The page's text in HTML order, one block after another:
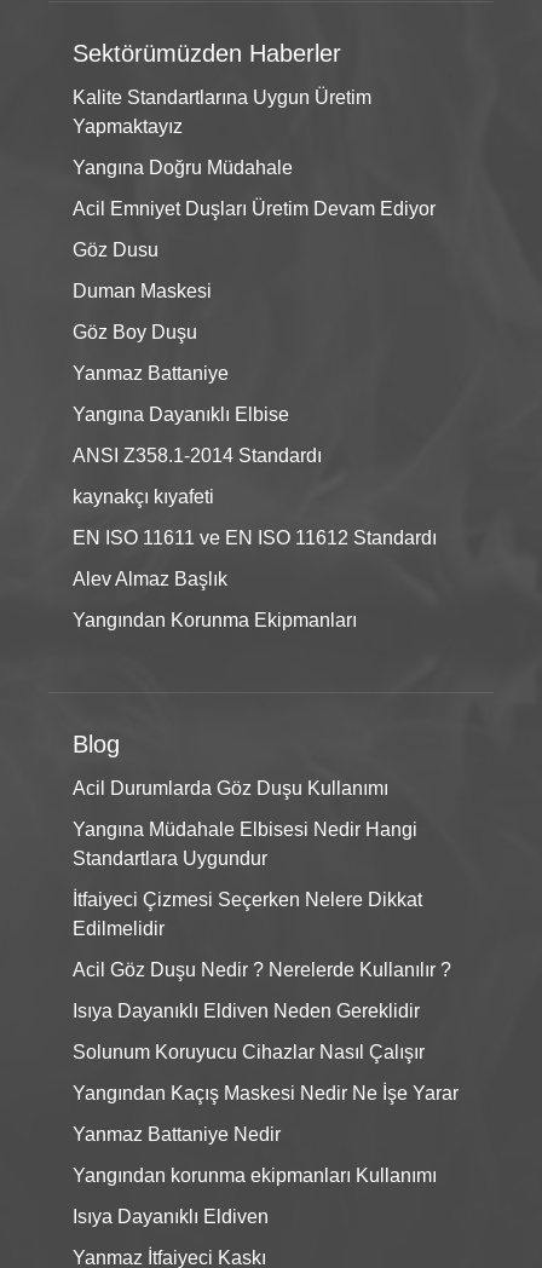
Sektörümüzden Haberler
Kalite Standartlarına Uygun Üretim
Yapmaktayız
Yangına Doğru Müdahale
Acil Emniyet Duşları Üretim Devam Ediyor
Göz Dusu
Duman Maskesi
Göz Boy Duşu
Yanmaz Battaniye
Yangına Dayanıklı Elbise
ANSI Z358.1-2014 Standardı
kaynakçı kıyafeti
EN ISO 11611 ve EN ISO 11612 Standardı
Alev Almaz Başlık
Yangından Korunma Ekipmanları
Blog
Acil Durumlarda Göz Duşu Kullanımı
Yangına Müdahale Elbisesi Nedir Hangi
Standartlara Uygundur
İtfaiyeci Çizmesi Seçerken Nelere Dikkat
Edilmelidir
Acil Göz Duşu Nedir ? Nerelerde Kullanılır ?
Isıya Dayanıklı Eldiven Neden Gereklidir
Solunum Koruyucu Cihazlar Nasıl Çalışır
Yangından Kaçış Maskesi Nedir Ne İşe Yarar
Yanmaz Battaniye Nedir
Yangından korunma ekipmanları Kullanımı
Isıya Dayanıklı Eldiven
Yanmaz İtfaiyeci Kaskı